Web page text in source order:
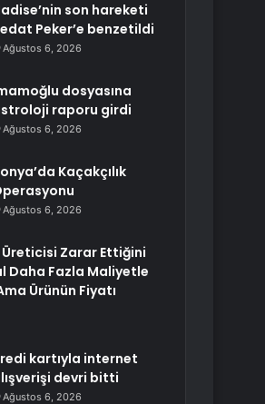
son hareketi
Peker’e benzetildi
Ağustos 6, 2026
dosyasına
raporu girdi
Ağustos 6, 2026
Kaçakçılık
Ağustos 6, 2026
Zarar Ettiğini
Daha Fazla Maliyetle
Ürünün Fiyatı
kartıyla internet
devri bitti
Ağustos 6, 2026